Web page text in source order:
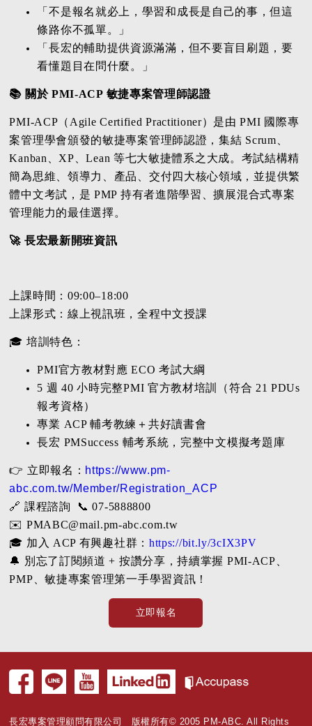
「不是報名就必上，學習和成長是自己的事，但這
條路你不孤單。」
「長宏的輔助提供資源滿滿，但不要盲目刷題，要
看懂題目在問什麼。」
📚 關於 PMI-ACP 敏捷專案管理師認證
PMI-ACP（Agile Certified Practitioner）是由 PMI 國際專
案管理學會頒發的敏捷專案管理師認證，集結 Scrum、
Kanban、XP、Lean 等七大敏捷體系之大成。考試結構精
簡為思維、領導力、產品、交付四大核心領域，並提供繁
體中文考試，是 PMP 持有者進階學習、擴展混合式專案
管理能力的最佳選擇。
🚀 長宏最新開班資訊
上課時間：09:00–18:00
上課形式：線上視訊班，全程中文授課
🎓 培訓特色：
PMI官方教材對應 ECO 考試大綱
5 週 40 小時完整PMI 官方教材培訓（符合 21 PDUs
報考資格）
專業 ACP 輔考教練＋共好讀書會
長宏 PMSuccess 輔考系統，完整中文模擬考題庫
👉 立即報名： https://www.pm-
abc.com.tw/Member/Registration_ACP
🔗 課程諮詢 📞 07-5888800
✉️ PMABC@mail.pm-abc.com.tw
🎓 加入 ACP 有興趣社群： https://bit.ly/3cIX3PV
🔔 別忘了訂閱頻道 + 按讚分享，持續掌握 PMI-ACP、
PMP、敏捷專案管理第一手學習資訊！
立即報名
長宏專案管理顧問有限公司 版權所有© 2005 PM-ABC. All Rights